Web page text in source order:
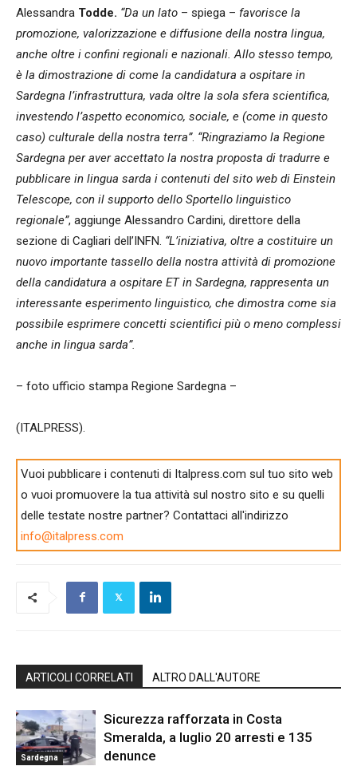
Alessandra Todde. “Da un lato – spiega – favorisce la
promozione, valorizzazione e diffusione della nostra lingua,
anche oltre i confini regionali e nazionali. Allo stesso tempo,
è la dimostrazione di come la candidatura a ospitare in
Sardegna l’infrastruttura, vada oltre la sola sfera scientifica,
investendo l’aspetto economico, sociale, e (come in questo
caso) culturale della nostra terra”. “Ringraziamo la Regione
Sardegna per aver accettato la nostra proposta di tradurre e
pubblicare in lingua sarda i contenuti del sito web di Einstein
Telescope, con il supporto dello Sportello linguistico
regionale”, aggiunge Alessandro Cardini, direttore della
sezione di Cagliari dell’INFN. “L’iniziativa, oltre a costituire un
nuovo importante tassello della nostra attività di promozione
della candidatura a ospitare ET in Sardegna, rappresenta un
interessante esperimento linguistico, che dimostra come sia
possibile esprimere concetti scientifici più o meno complessi
anche in lingua sarda”.
– foto ufficio stampa Regione Sardegna –
(ITALPRESS).
Vuoi pubblicare i contenuti di Italpress.com sul tuo sito web
o vuoi promuovere la tua attività sul nostro sito e su quelli
delle testate nostre partner? Contattaci all'indirizzo
info@italpress.com
ARTICOLI CORRELATI ALTRO DALL'AUTORE
Sardegna
Sicurezza rafforzata in Costa
Smeralda, a luglio 20 arresti e 135
denunce